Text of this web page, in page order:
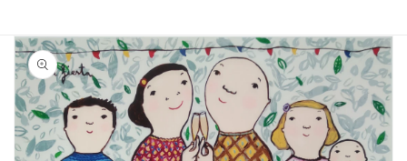
directamente
a la
información
del producto